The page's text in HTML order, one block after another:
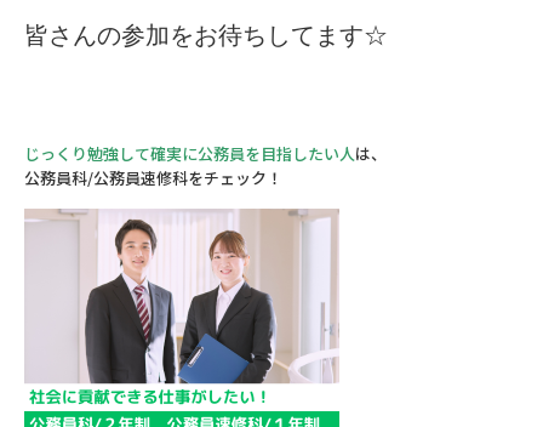
皆さんの参加をお待ちしてます☆
じっくり勉強して確実に公務員を目指したい人は、
公務員科/公務員速修科をチェック！